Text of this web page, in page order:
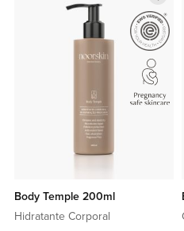
a
lista
de
Body Temple 200ml
Hidratante Corporal